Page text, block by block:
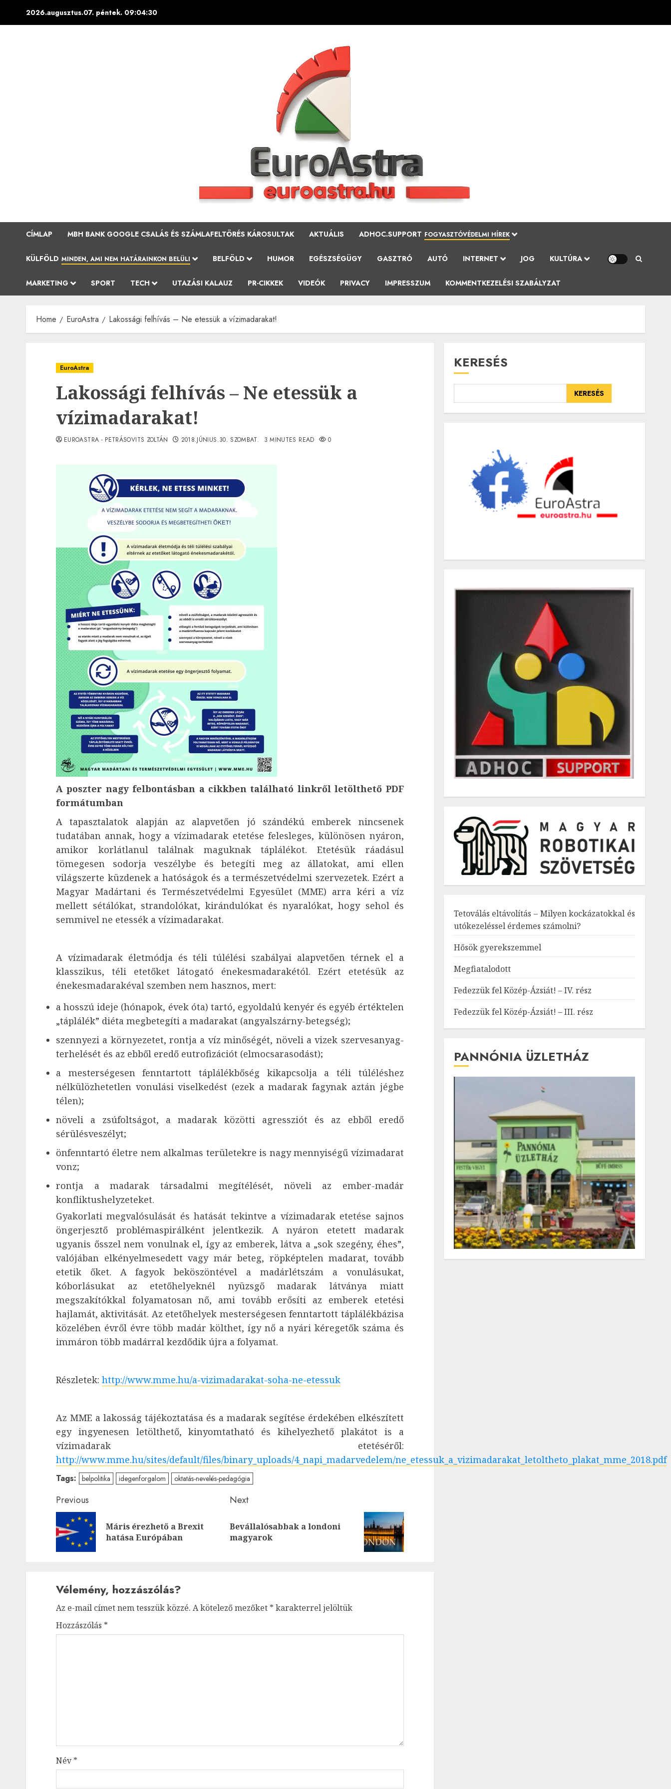
2026.augusztus.07. péntek. 09:04:32
CÍMLAP MBH BANK GOOGLE CSALÁS ÉS SZÁMLAFELTÖRÉS KÁROSULTAK AKTUÁLIS ADHOC.SUPPORT FOGYASZTÓVÉDELMI HÍREK
KÜLFÖLD MINDEN, AMI NEM HATÁRAINKON BELÜLI BELFÖLD HUMOR EGÉSZSÉGÜGY GASZTRÓ AUTÓ INTERNET JOG KULTÚRA
MARKETING SPORT TECH UTAZÁSI KALAUZ PR-CIKKEK VIDEÓK PRIVACY IMPRESSZUM KOMMENTKEZELÉSI SZABÁLYZAT
Home EuroAstra Lakossági felhívás – Ne etessük a vízimadarakat!
EuroAstra
Lakossági felhívás – Ne etessük a
vízimadarakat!
EUROASTRA - PETRÁSOVITS ZOLTÁN 2018.JÚNIUS.30. SZOMBAT. 3 MINUTES READ 0
A poszter nagy felbontásban a cikkben található linkről letölthető PDF
formátumban
A tapasztalatok alapján az alapvetően jó szándékú emberek nincsenek
tudatában annak, hogy a vízimadarak etetése felesleges, különösen nyáron,
amikor korlátlanul találnak maguknak táplálékot. Etetésük ráadásul
tömegesen sodorja veszélybe és betegíti meg az állatokat, ami ellen
világszerte küzdenek a hatóságok és a természetvédelmi szervezetek. Ezért a
Magyar Madártani és Természetvédelmi Egyesület (MME) arra kéri a víz
mellett sétálókat, strandolókat, kirándulókat és nyaralókat, hogy sehol és
semmivel ne etessék a vízimadarakat.
A vízimadarak életmódja és téli túlélési szabályai alapvetően térnek el a
klasszikus, téli etetőket látogató énekesmadarakétól. Ezért etetésük az
énekesmadarakéval szemben nem hasznos, mert:
a hosszú ideje (hónapok, évek óta) tartó, egyoldalú kenyér és egyéb értéktelen
„táplálék” diéta megbetegíti a madarakat (angyalszárny-betegség);
szennyezi a környezetet, rontja a víz minőségét, növeli a vizek szervesanyag-
terhelését és az ebből eredő eutrofizációt (elmocsarasodást);
a mesterségesen fenntartott táplálékbőség kikapcsolja a téli túléléshez
nélkülözhetetlen vonulási viselkedést (ezek a madarak fagynak aztán jégbe
télen);
növeli a zsúfoltságot, a madarak közötti agressziót és az ebből eredő
sérülésveszélyt;
önfenntartó életre nem alkalmas területekre is nagy mennyiségű vízimadarat
vonz;
rontja a madarak társadalmi megítélését, növeli az ember-madár
konfliktushelyzeteket.
Gyakorlati megvalósulását és hatását tekintve a vízimadarak etetése sajnos
öngerjesztő problémaspirálként jelentkezik. A nyáron etetett madarak
ugyanis ősszel nem vonulnak el, így az emberek, látva a „sok szegény, éhes”,
valójában elkényelmesedett vagy már beteg, röpképtelen madarat, tovább
etetik őket. A fagyok beköszöntével a madárlétszám a vonulásukat,
kóborlásukat az etetőhelyeknél nyüzsgő madarak látványa miatt
megszakítókkal folyamatosan nő, ami tovább erősíti az emberek etetési
hajlamát, aktivitását. Az etetőhelyek mesterségesen fenntartott táplálékbázisa
közelében évről évre több madár költhet, így nő a nyári kéregetők száma és
immáron több madárral kezdődik újra a folyamat.
Részletek: http://www.mme.hu/a-vizimadarakat-soha-ne-etessuk
Az MME a lakosság tájékoztatása és a madarak segítése érdekében elkészített
egy ingyenesen letölthető, kinyomtatható és kihelyezhető plakátot is a
vízimadarak etetéséről:
http://www.mme.hu/sites/default/files/binary_uploads/4_napi_madarvedelem/ne_etessuk_a_vizimadarakat_letoltheto_plakat_mme_2018.pdf
Tags: belpolitika idegenforgalom oktatás-nevelés-pedagógia
Post
navigation
Previous
Previous
post:
Máris érezhető a Brexit
hatása Európában
Next
Next
post:
Bevállalósabbak a londoni
magyarok
Vélemény, hozzászólás?
Az e-mail címet nem tesszük közzé. A kötelező mezőket * karakterrel jelöltük
Hozzászólás *
Név*
KERESÉS
KERESÉS
Tetoválás eltávolítás – Milyen kockázatokkal és
utókezeléssel érdemes számolni?
Hősök gyerekszemmel
Megfiatalodott
Fedezzük fel Közép-Ázsiát! – IV. rész
Fedezzük fel Közép-Ázsiát! – III. rész
PANNÓNIA ÜZLETHÁZ